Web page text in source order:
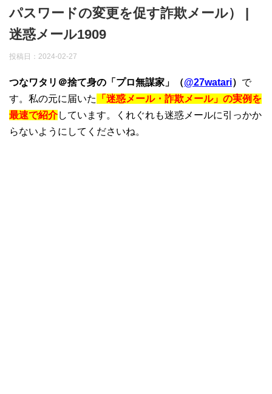
パスワードの変更を促す詐欺メール） |
迷惑メール1909
投稿日： 2024-02-27
つなワタリ＠捨て身の「プロ無謀家」（@27watari） で
す。私の元に届いた
「迷惑メール・詐欺メール」の実例を
最速で紹介しています。くれぐれも迷惑メールに引っかか
らないようにしてくださいね。